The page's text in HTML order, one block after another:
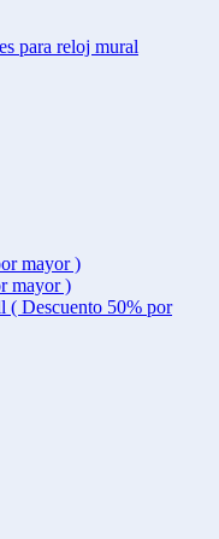
para reloj mural
mayor )
mayor )
( Descuento 50% por